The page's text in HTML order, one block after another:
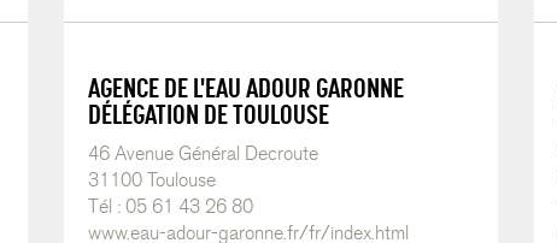
AGENCE DE L'EAU ADOUR GARONNE
DÉLÉGATION DE TOULOUSE
46 Avenue Général Decroute
31100 Toulouse
Tél : 05 61 43 26 80
www.eau-adour-garonne.fr/fr/index.html